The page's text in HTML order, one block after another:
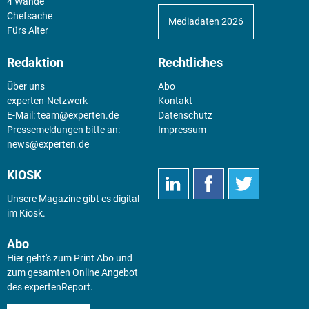
Chefsache
Fürs Alter
Mediadaten 2026
Redaktion
Über uns
experten-Netzwerk
E-Mail:team@experten.de
Pressemeldungen bitte an:
news@experten.de
Rechtliches
Abo
Kontakt
Datenschutz
Impressum
KIOSK
Unsere Magazine gibt es digital
im Kiosk.
Abo
Hier geht's zum Print Abo und
zum gesamten Online Angebot
des expertenReport.